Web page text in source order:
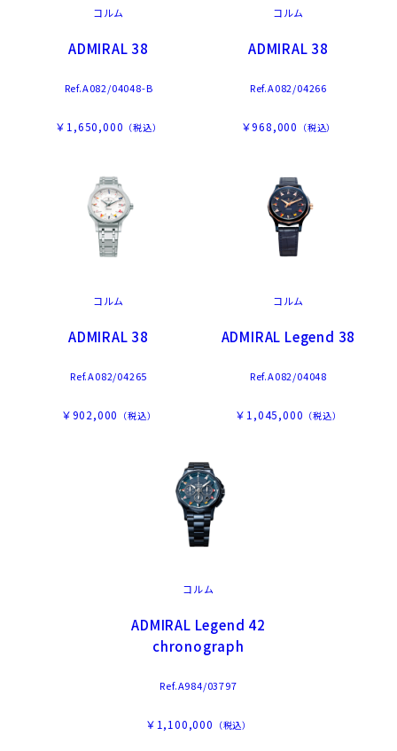
コルム
ADMIRAL 38
Ref.A082/04048-B
￥1,650,000 （税込）
コルム
ADMIRAL 38
Ref.A082/04266
￥968,000 （税込）
コルム
ADMIRAL 38
Ref.A082/04265
￥902,000 （税込）
コルム
ADMIRAL Legend 38
Ref.A082/04048
￥1,045,000 （税込）
コルム
ADMIRAL Legend 42
chronograph
Ref.A984/03797
￥1,100,000 （税込）